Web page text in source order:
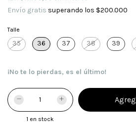
Envío gratis superando los $200.000
Talle
35 36 37 38 39
¡No te lo pierdas, es el último!
1 en stock